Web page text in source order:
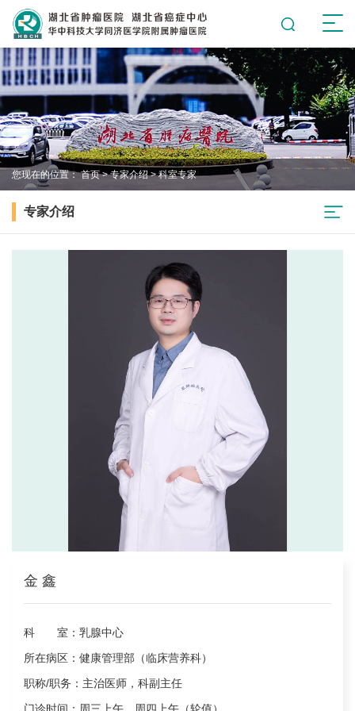
您现在的位置： 首页>专家介绍>科室专家
专家介绍
金 鑫
科 室： 乳腺中心
所在病区： 健康管理部（临床营养科）
职称/职务： 主治医师，科副主任